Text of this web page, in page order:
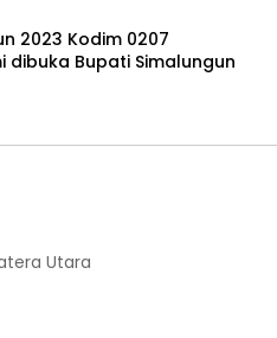
2023 Kodim 0207
dibuka Bupati Simalungun
Utara